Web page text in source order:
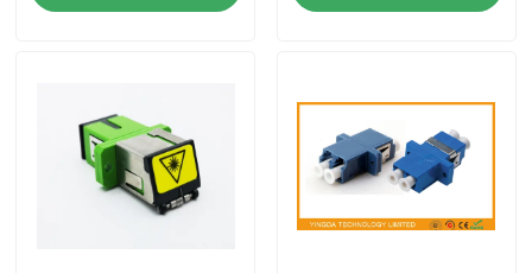
আমাদের সম্পর্কে